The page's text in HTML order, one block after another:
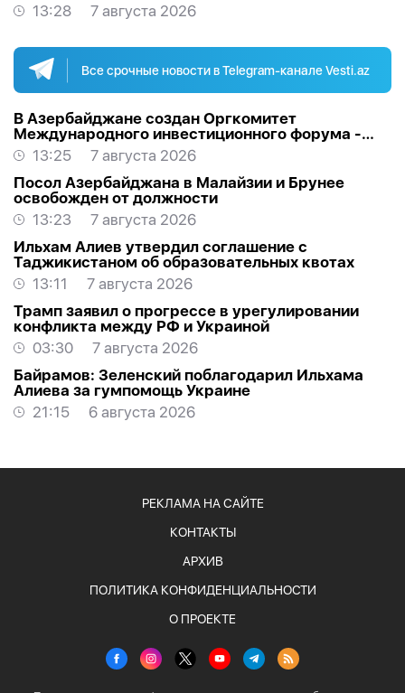
13:28
7 августа 2026
Все срочные новости в Telegram-канале Vesti.az
В Азербайджане создан Оргкомитет
Международного инвестиционного форума -
РАСПОРЯЖЕНИЕ
13:25
7 августа 2026
Посол Азербайджана в Малайзии и Брунее
освобожден от должности
13:23
7 августа 2026
Ильхам Алиев утвердил соглашение с
Таджикистаном об образовательных квотах
13:11
7 августа 2026
Трамп заявил о прогрессе в урегулировании
конфликта между РФ и Украиной
03:30
7 августа 2026
Байрамов: Зеленский поблагодарил Ильхама
Алиева за гумпомощь Украине
21:15
6 августа 2026
РЕКЛАМА НА САЙТЕ
КОНТАКТЫ
АРХИВ
ПОЛИТИКА КОНФИДЕНЦИАЛЬНОСТИ
О ПРОЕКТЕ